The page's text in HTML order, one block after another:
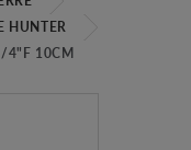
HUNTER
4"F 10CM